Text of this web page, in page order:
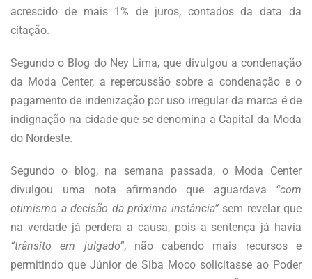
acrescido de mais 1% de juros, contados da data da
citação.
Segundo o Blog do Ney Lima, que divulgou a condenação
da Moda Center, a repercussão sobre a condenação e o
pagamento de indenização por uso irregular da marca é de
indignação na cidade que se denomina a Capital da Moda
do Nordeste.
Segundo o blog, na semana passada, o Moda Center
divulgou uma nota afirmando que aguardava “com
otimismo a decisão da próxima instância”sem revelar que
na verdade já perdera a causa, pois a sentença já havia
“trânsito em julgado”, não cabendo mais recursos e
permitindo que Júnior de Siba Moco solicitasse ao Poder